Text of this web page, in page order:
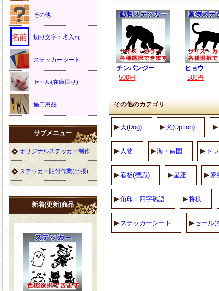
チンパンジー
500円
ヒョウ
500円
その他のカテゴリ
犬(Dog) 犬(Option)
人物 海・南国 ド
看板(標識) 星座 家
角印：四字熟語 将棋
ステッカーシート セール(
その他
切り文字：名入れ
ステッカーシート
セール(在庫限り)
施工用品
サブメニュー
オリジナルステッカー制作
ステッカー貼付作業(出張)
新着(更新)商品